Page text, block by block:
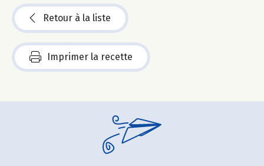
Retour à la liste
Imprimer la recette